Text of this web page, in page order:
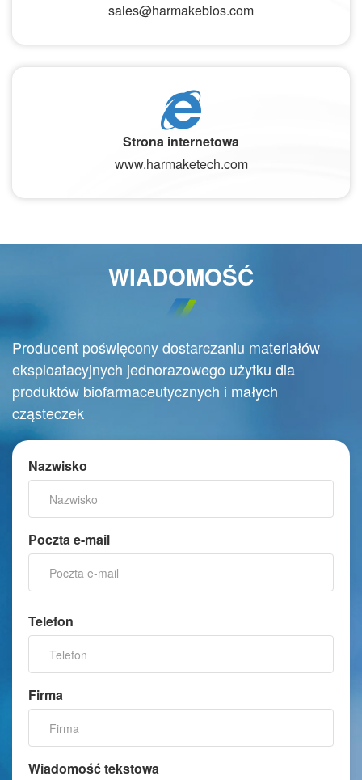
sales@harmakebios.com
Strona internetowa
www.harmaketech.com
WIADOMOŚĆ
Producent poświęcony dostarczaniu materiałów
eksploatacyjnych jednorazowego użytku dla
produktów biofarmaceutycznych i małych
cząsteczek
Nazwisko
Poczta e-mail
Telefon
Firma
Wiadomość tekstowa